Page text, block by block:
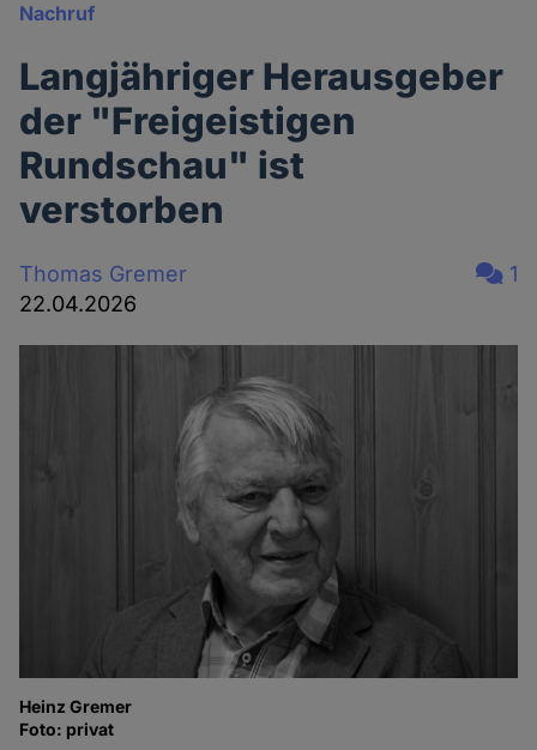
Nachruf
Langjähriger Herausgeber
der "Freigeistigen
Rundschau" ist
verstorben
Thomas Gremer
22.04.2026
1
Heinz Gremer
Foto: privat